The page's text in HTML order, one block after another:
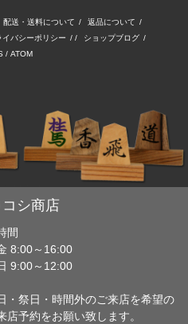
配送・送料について / 返品について /
イバシーポリシー / / ショップブログ /
/ ATOM
シ商店
間
8:00～16:00
9:00～12:00
・祭日・時間外のご来店を希望の
店予約をお願い致します。